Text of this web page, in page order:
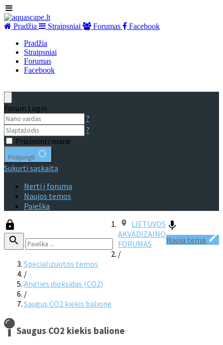
Pradžia Straipsniai Forumas
Facebook
Pradžia
Straipsniai
Forumas
Facebook
Forum Login
?
?
Prisiminti mane
Prisijungti
Sukurti sąskaitą
Nerti į forumą
Naujos temos
Paieška
Nauja tema
LIETUVOS
AKVADIZAINO
FORUMAS
/
Specializuotos temos
/
Anglies dioksidas (CO2)
/
Saugus CO2 kiekis balione
Saugus CO2 kiekis balione